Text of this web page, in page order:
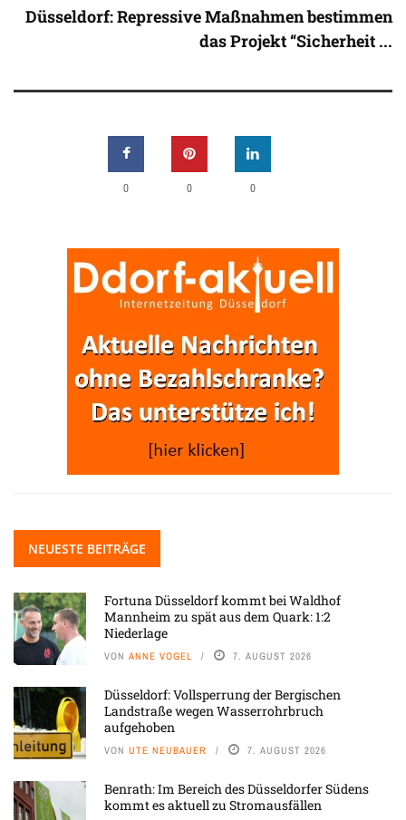
Düsseldorf: Repressive Maßnahmen bestimmen
das Projekt “Sicherheit ...
0 0 0
NEUESTE BEITRÄGE
Fortuna Düsseldorf kommt bei Waldhof
Mannheim zu spät aus dem Quark: 1:2
Niederlage
VON ANNE VOGEL 7. AUGUST 2026
Düsseldorf: Vollsperrung der Bergischen
Landstraße wegen Wasserrohrbruch
aufgehoben
VON UTE NEUBAUER 7. AUGUST 2026
Benrath: Im Bereich des Düsseldorfer Südens
kommt es aktuell zu Stromausfällen